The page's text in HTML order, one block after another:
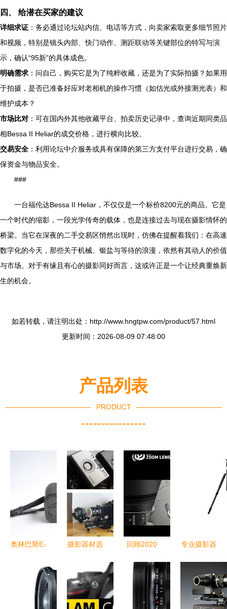
四、 给潜在买家的建议
详细求证 ：务必通过论坛站内信、电话等方式，向卖家索取更多细节照片
和视频，特别是镜头内部、快门动作、测距联动等关键部位的特写与演
示，确认“95新”的具体成色。
明确需求 ：问自己，购买它是为了纯粹收藏，还是为了实际拍摄？如果用
于拍摄，是否已准备好应对老相机的操作习惯（如估光或外接测光表）和
维护成本？
市场比对 ：可在国内外其他收藏平台、拍卖历史记录中，查询近期同类品
相Bessa II Heliar的成交价格，进行横向比较。
交易安全 ：利用论坛中介服务或具有保障的第三方支付平台进行交易，确
保资金与物品安全。
###
一台福伦达Bessa II Heliar，不仅仅是一个标价8200元的商品。它是
一个时代的缩影，一段光学传奇的载体，也是连接过去与现在摄影情怀的
桥梁。当它在深夜的二手交易区悄然出现时，仿佛在提醒着我们：在高速
数字化的今天，那些关于机械、银盐与等待的浪漫，依然有其动人的价值
与市场。对于有缘且有心的摄影同好而言，这或许正是一个让经典重焕新
生的机会。
如若转载，请注明出处：http://www.hngtpw.com/product/57.html
更新时间：2026-08-09 07:48:00
产品列表
PRODUCT
----------------
奥林巴斯E-
600元顺丰
包邮的入门
经典之选
摄影器材选
影心得分享
回顾2020
度摄影器材
奖揭晓，引
领影像创作
专业摄影器
脚架，摄影
摄像的坚实
伙伴